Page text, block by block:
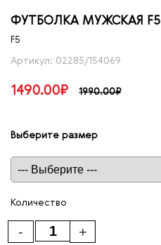
ФУТБОЛКА МУЖСКАЯ F5
F5
Артикул: 02285/154069
1490.00₽ 1990.00₽
Выберите размер
Количество
+
-